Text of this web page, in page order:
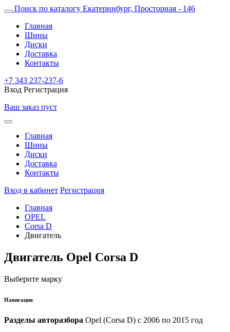
Поиск по каталогу Екатеринбург, Просторная - 146
Главная
Шины
Диски
Доставка
Контакты
+7 343 237-237-6
Вход Регистрация
Ваш заказ пуст
Главная
Шины
Диски
Доставка
Контакты
Вход в кабинет Регистрация
Главная
OPEL
Corsa D
Двигатель
Двигатель Opel Corsa D
Выберите марку
Навигация
Разделы авторазбора Opel (Corsa D) с 2006 по 2015 год